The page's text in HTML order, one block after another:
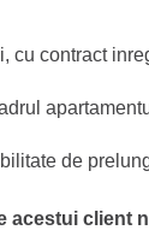
cu contract
de
acestui client